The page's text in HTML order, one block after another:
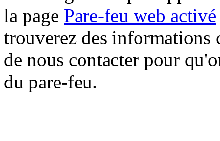
la page Pare-feu web activé
trouverez des informations
de nous contacter pour
du pare-feu.